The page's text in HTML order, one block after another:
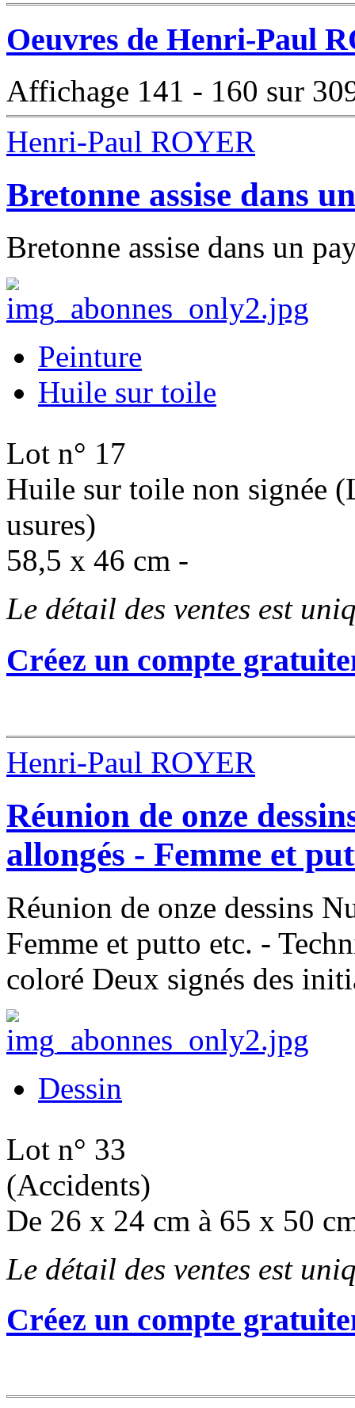
Oeuvres de Henri-Paul
Affichage 141 - 160 sur
Henri-Paul ROYER
Bretonne assise dans
Bretonne assise dans un
Peinture
Huile sur toile
Lot n° 17
Huile sur toile non signée
usures)
58,5 x 46 cm -
Le détail des ventes est
Créez un compte
Henri-Paul ROYER
Réunion de onze
allongés - Femme et
Réunion de onze dessins
Femme et putto etc. -
coloré Deux signés des
Dessin
Lot n° 33
(Accidents)
De 26 x 24 cm à 65 x 50
Le détail des ventes est
Créez un compte